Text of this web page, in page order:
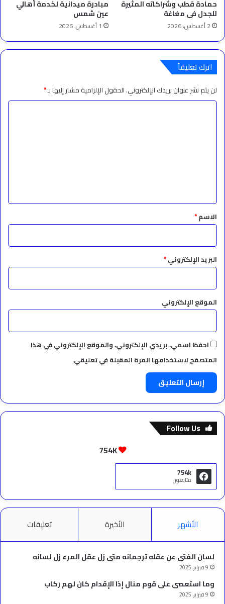
حمادة قطب وشراكاته المثيرة
للجدل فى مغاغة
2 أغسطس، 2026
مبادرة ميدانية لخدمة أهالي
عين شمس
1 أغسطس، 2026
اترك تعليقاً
لن يتم نشر عنوان بريدك الإلكتروني.الحقول الإلزامية مشار إليها بـ*
ق
*الاسم*
البريد الإلكتروني*
الموقع الإلكتروني
احفظ اسمي، بريدي الإلكتروني، والموقع الإلكتروني في هذا
المتصفح لاستخدامها المرة المقبلة في تعليقي.
Follow Us
754K
754k
متابعون
الأشهر الأخيرة تعليقات
لسان الفتى عن عقله ترجمانه متى زل عقل المرء زل لسانه
9 فبراير، 2025
وما استعصى على قوم منال إذا الإقدام كان لهم ركاب
9 فبراير، 2025